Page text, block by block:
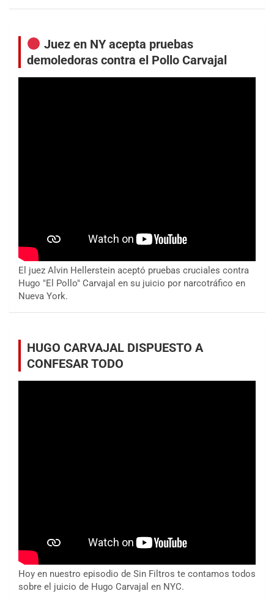
Juez en NY acepta pruebas
demoledoras contra el Pollo Carvajal
El juez Alvin Hellerstein aceptó pruebas cruciales contra
Hugo "El Pollo" Carvajal en su juicio por narcotráfico en
Nueva York.
HUGO CARVAJAL DISPUESTO A
CONFESAR TODO
Hoy en nuestro episodio de Sin Filtros te contamos todos
sobre el juicio de Hugo Carvajal en NYC.